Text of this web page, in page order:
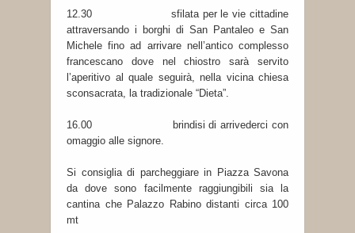
12.30 sfilata per le vie cittadine
attraversando i borghi di San Pantaleo e San
Michele fino ad arrivare nell’antico complesso
francescano dove nel chiostro sarà servito
l’aperitivo al quale seguirà, nella vicina chiesa
sconsacrata, la tradizionale “Dieta”.
16.00 brindisi di arrivederci con
omaggio alle signore.
Si consiglia di parcheggiare in Piazza Savona
da dove sono facilmente raggiungibili sia la
cantina che Palazzo Rabino distanti circa 100
mt